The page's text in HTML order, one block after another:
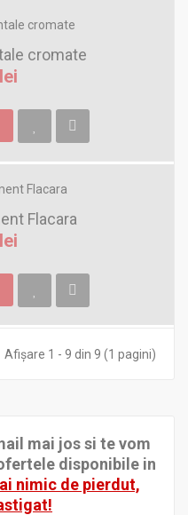
cromate
Flacara
Afişare 1 - 9 din 9 (1 pagini)
mai jos si te vom
disponibile in
nimic de pierdut,